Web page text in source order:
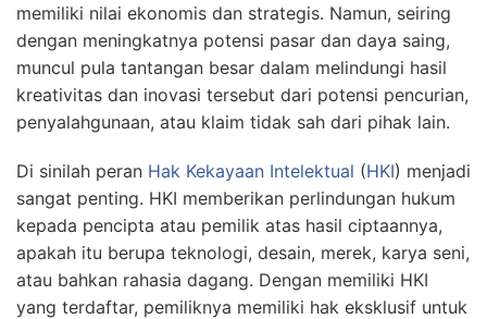
memiliki nilai ekonomis dan strategis. Namun, seiring
dengan meningkatnya potensi pasar dan daya saing,
muncul pula tantangan besar dalam melindungi hasil
kreativitas dan inovasi tersebut dari potensi pencurian,
penyalahgunaan, atau klaim tidak sah dari pihak lain.
Di sinilah peran Hak Kekayaan Intelektual (HKI) menjadi
sangat penting. HKI memberikan perlindungan hukum
kepada pencipta atau pemilik atas hasil ciptaannya,
apakah itu berupa teknologi, desain, merek, karya seni,
atau bahkan rahasia dagang. Dengan memiliki HKI
yang terdaftar, pemiliknya memiliki hak eksklusif untuk